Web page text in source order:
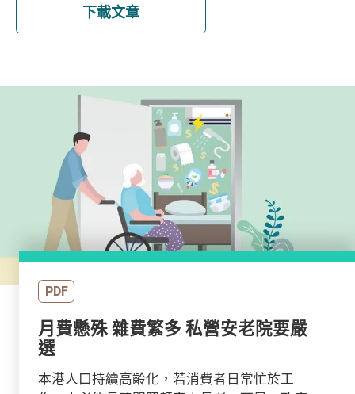
下載文章
PDF
月費懸殊 雜費繁多 私營安老院要嚴
選
本港人口持續高齡化，若消費者日常忙於工